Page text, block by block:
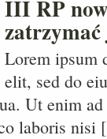
III RP
Lorem ipsum
elit, sed do
Ut enim
laboris